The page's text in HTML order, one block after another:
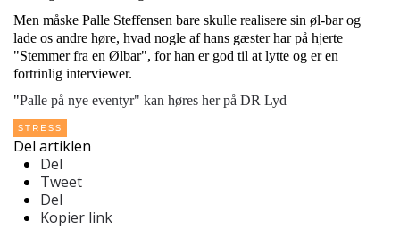
Men måske Palle Steffensen bare skulle realisere sin øl-bar og
lade os andre høre, hvad nogle af hans gæster har på hjerte
"Stemmer fra en Ølbar", for han er god til at lytte og er en
fortrinlig interviewer.
"Palle på nye eventyr" kan høres her på DR Lyd
STRESS
Del artiklen
Del
Tweet
Del
Kopier link